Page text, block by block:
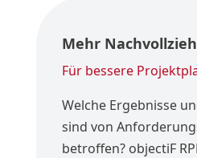
Mehr
Für bessere
Welche Ergebnisse
sind von
betroffen? objectiF